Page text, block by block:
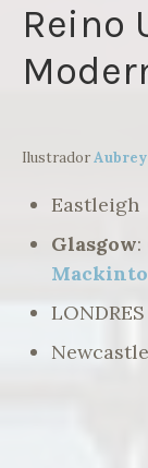
Reino
IlustradorAubrey
Eastleigh
Glasgow:
LONDRES